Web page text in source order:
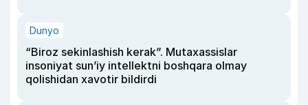
Dunyo
“Biroz sekinlashish kerak”. Mutaxassislar
insoniyat sun’iy intellektni boshqara olmay
qolishidan xavotir bildirdi